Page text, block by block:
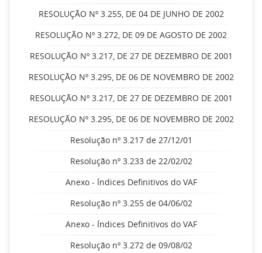
RESOLUÇÃO Nº 3.255, DE 04 DE JUNHO DE 2002
RESOLUÇÃO Nº 3.272, DE 09 DE AGOSTO DE 2002
RESOLUÇÃO Nº 3.217, DE 27 DE DEZEMBRO DE 2001
RESOLUÇÃO Nº 3.295, DE 06 DE NOVEMBRO DE 2002
RESOLUÇÃO Nº 3.217, DE 27 DE DEZEMBRO DE 2001
RESOLUÇÃO Nº 3.295, DE 06 DE NOVEMBRO DE 2002
Resolução nº 3.217 de 27/12/01
Resolução nº 3.233 de 22/02/02
Anexo - Índices Definitivos do VAF
Resolução nº 3.255 de 04/06/02
Anexo - Índices Definitivos do VAF
Resolução nº 3.272 de 09/08/02